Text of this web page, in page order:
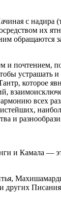
с надира
их
обращаются
и почтением,
которое
всех
и
и Камала —
других